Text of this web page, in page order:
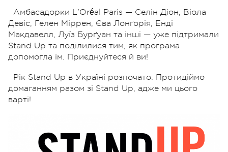
Амбасадорки L'Oréal Paris — Селін Діон, Віола
Девіс, Гелен Міррен, Єва Лонґорія, Енді
Макдавелл, Луїз Бурґуан та інші — уже підтримали
Stand Up та поділилися тим, як програма
допомогла їм. Приєднуйтеся й ви!
Рік Stand Up в Україні розпочато. Протидіймо
домаганням разом зі Stand Up, адже ми цього
варті!